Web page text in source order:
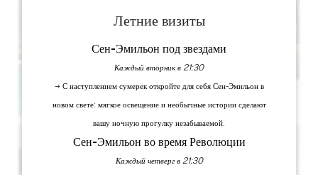
Летние визиты
Сен-Эмильон под звездами
Каждый вторник в 21:30
→ С наступлением сумерек откройте для себя Сен-Эмильон в
новом свете: мягкое освещение и необычные истории сделают
вашу ночную прогулку незабываемой.
Сен-Эмильон во время Революции
Каждый четверг в 21:30